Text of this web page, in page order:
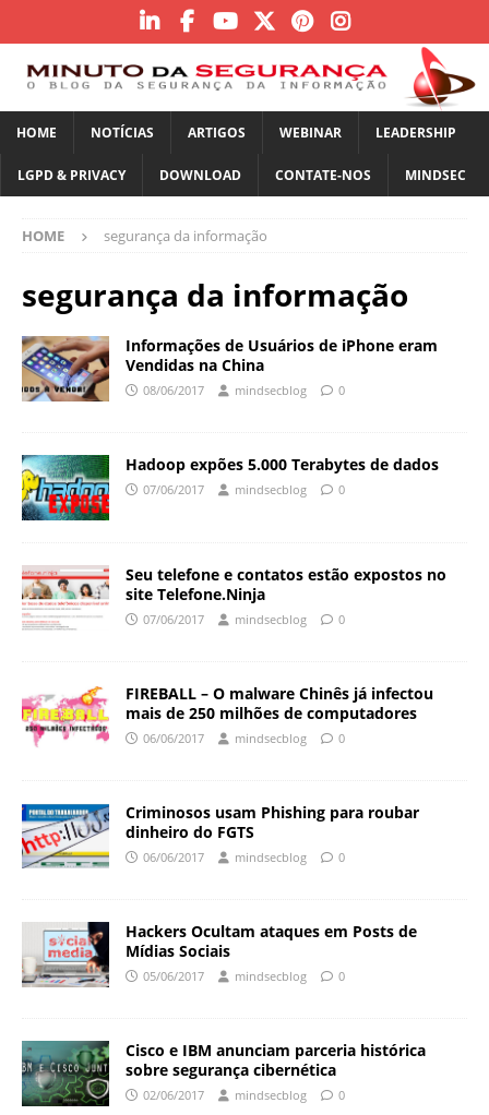
HOME NOTÍCIAS ARTIGOS WEBINAR LEADERSHIP
LGPD & PRIVACY DOWNLOAD CONTATE-NOS MINDSEC
HOME segurança da informação
segurança da informação
Informações de Usuários de iPhone eram
Vendidas na China
08/06/2017 mindsecblog 0
Hadoop expões 5.000 Terabytes de dados
07/06/2017 mindsecblog 0
Seu telefone e contatos estão expostos no
site Telefone.Ninja
07/06/2017 mindsecblog 0
FIREBALL – O malware Chinês já infectou
mais de 250 milhões de computadores
06/06/2017 mindsecblog 0
Criminosos usam Phishing para roubar
dinheiro do FGTS
06/06/2017 mindsecblog 0
Hackers Ocultam ataques em Posts de
Mídias Sociais
05/06/2017 mindsecblog 0
Cisco e IBM anunciam parceria histórica
sobre segurança cibernética
02/06/2017 mindsecblog 0